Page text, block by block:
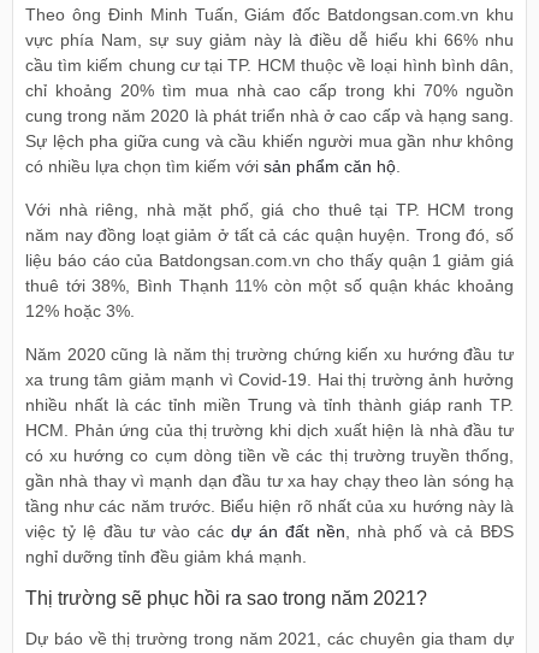
Theo ông Đinh Minh Tuấn, Giám đốc Batdongsan.com.vn khu
vực phía Nam, sự suy giảm này là điều dễ hiểu khi 66% nhu
cầu tìm kiếm chung cư tại TP. HCM thuộc về loại hình bình dân,
chỉ khoảng 20% tìm mua nhà cao cấp trong khi 70% nguồn
cung trong năm 2020 là phát triển nhà ở cao cấp và hạng sang.
Sự lệch pha giữa cung và cầu khiến người mua gần như không
có nhiều lựa chọn tìm kiếm với sản phẩm căn hộ.
Với nhà riêng, nhà mặt phố, giá cho thuê tại TP. HCM trong
năm nay đồng loạt giảm ở tất cả các quận huyện. Trong đó, số
liệu báo cáo của Batdongsan.com.vn cho thấy quận 1 giảm giá
thuê tới 38%, Bình Thạnh 11% còn một số quận khác khoảng
12% hoặc 3%.
Năm 2020 cũng là năm thị trường chứng kiến xu hướng đầu tư
xa trung tâm giảm mạnh vì Covid-19. Hai thị trường ảnh hưởng
nhiều nhất là các tỉnh miền Trung và tỉnh thành giáp ranh TP.
HCM. Phản ứng của thị trường khi dịch xuất hiện là nhà đầu tư
có xu hướng co cụm dòng tiền về các thị trường truyền thống,
gần nhà thay vì mạnh dạn đầu tư xa hay chạy theo làn sóng hạ
tầng như các năm trước. Biểu hiện rõ nhất của xu hướng này là
việc tỷ lệ đầu tư vào các dự án đất nền, nhà phố và cả BĐS
nghỉ dưỡng tỉnh đều giảm khá mạnh.
Thị trường sẽ phục hồi ra sao trong năm 2021?
Dự báo về thị trường trong năm 2021, các chuyên gia tham dự